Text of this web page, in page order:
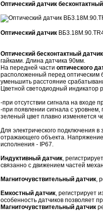
Оптический датчик бесконтактный
Оптический датчик
Оптический бесконтактный датчик
гайками. Длина датчика 90мм.
На передней части оптического
расположенный перед оптическим
уменьшить расстояние
Цветной светодиодный
-при отсутствии сигнала на входе
-при появлении сигнала с
зеленый цвет плавно изменяется
Для электрического подключения в
отражающего объекта.
исполнения - IP67.
Индуктивный датчик,
связанно с движением частей
Магниточувствительный датчик,
Емкостный датчик, регистрирует
особенность датчиков позволяет
Магниточувствительный датчик